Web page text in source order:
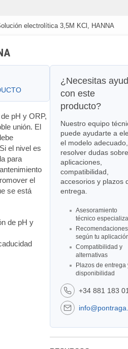
electrolítica 3,5M KCl, HANNA
pH y ORP,
unión. El
el nivel es
para
el
se está
de pH y
¿Necesitas
con este
producto?
Nuestro equipo
puede ayudarte a
el modelo adecuado,
resolver dudas sobre
aplicaciones,
compatibilidad,
accesorios y plazos
entrega.
Asesoramiento
técnico
Recomendaciones
según tu
Compatibilidad y
alternativas
Plazos de entrega
disponibilidad
+34 881 183